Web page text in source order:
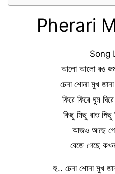
Pherari
Song
আলো আলো রঙ
চেনা শোনা মুখ
ফিরে ফিরে ঘুম
কিছু মিছু রাত পিছু
আজও আছে
বেজে গেছে
হু.. চেনা শোনা মুখ